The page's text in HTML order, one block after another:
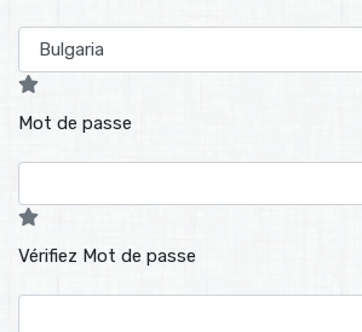
Mot de passe
Vérifiez Mot de passe